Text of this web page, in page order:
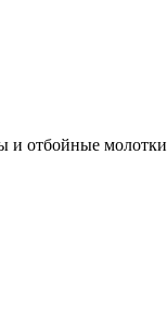
и отбойные молотки